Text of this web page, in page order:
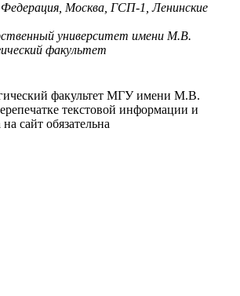
Федерация, Москва, ГСП-1, Ленинские
университет имени М.В.
факультет
факультет МГУ имени М.В.
текстовой информации и
сайт обязательна